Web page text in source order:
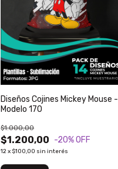
Diseños Cojines Mickey Mouse -
Modelo 170
$1.200,00
$1.000,00
-20% OFF
12x $100,00 sin interés